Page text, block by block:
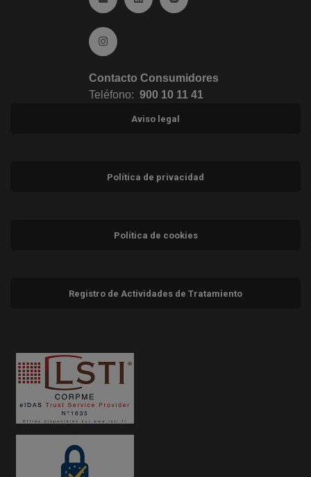
Ir a Instagram (abre en ventana nueva)
Contacto Consumidores
Teléfono: 900 10 11 41
Aviso legal
Política de privacidad
Política de cookies
Registro de Actividades de Tratamiento